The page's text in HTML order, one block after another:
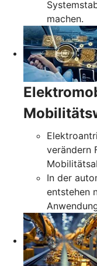
machen.
verändern
In der
entstehen